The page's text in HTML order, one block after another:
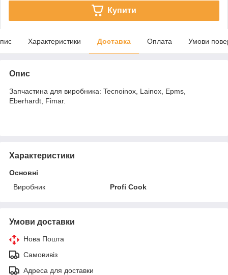
Купити
Характеристики Доставка Оплата Умови
Опис
Запчастина для виробника: Tecnoinox, Lainox, Epms,
Eberhardt, Fimar.
Характеристики
Основні
Виробник
Profi Cook
Умови доставки
Нова Пошта
Самовивіз
Адреса для доставки